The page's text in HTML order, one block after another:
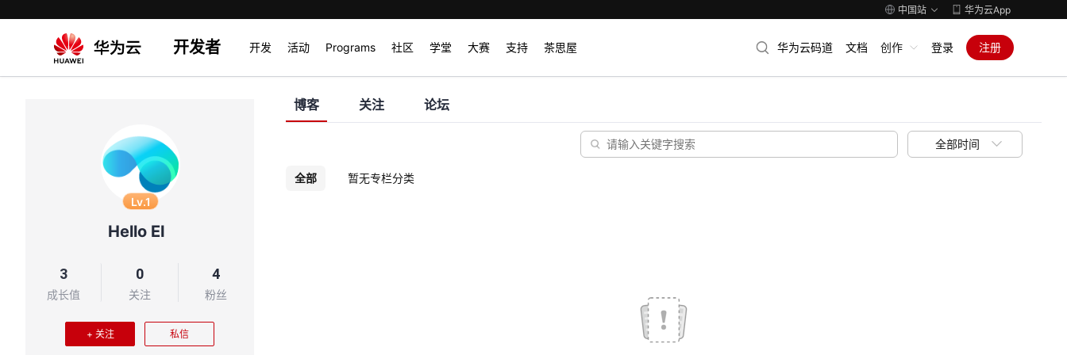
中国站 华为云App
开发者 开发 活动 Programs 社区 学堂 大赛 支持 茶思屋 华为云码道 文档 创作 登录 注册
Lv.1
Hello EI
3
成长值
0
关注
4
粉丝
+ 关注 私信
博客 关注 论坛
全部时间
全部 暂无专栏分类